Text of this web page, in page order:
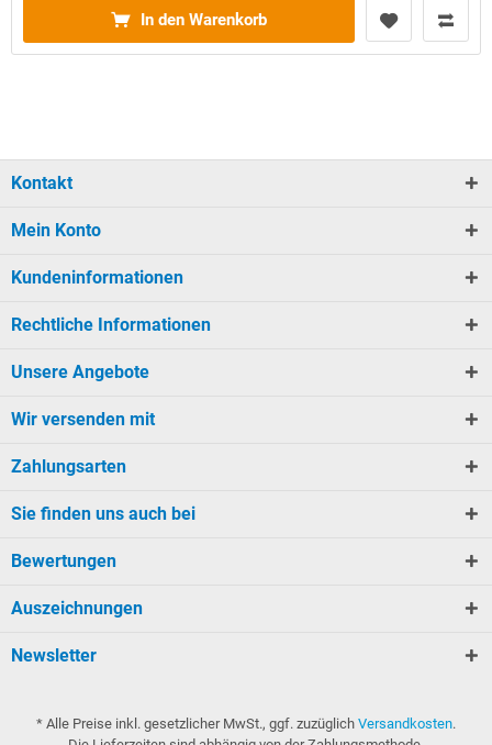
In den Warenkorb
Kontakt
Mein Konto
Kundeninformationen
Rechtliche Informationen
Unsere Angebote
Wir versenden mit
Zahlungsarten
Sie finden uns auch bei
Bewertungen
Auszeichnungen
Newsletter
* Alle Preise inkl. gesetzlicher MwSt., ggf. zuzüglich Versandkosten.